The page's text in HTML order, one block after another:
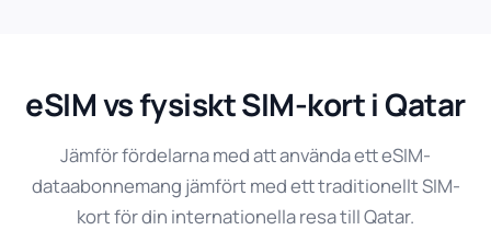
eSIM vs fysiskt SIM-kort i Qatar
Jämför fördelarna med att använda ett eSIM-
dataabonnemang jämfört med ett traditionellt SIM-
kort för din internationella resa till Qatar.